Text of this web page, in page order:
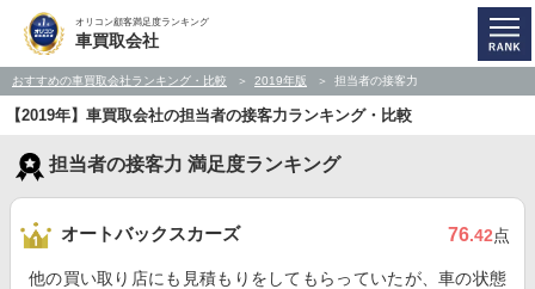
オリコン顧客満足度ランキング
車買取会社
おすすめの車買取会社ランキング・比較 2019年版 担当者の接客力
【2019年】車買取会社の担当者の接客力ランキング・比較
担当者の接客力 満足度ランキング
オートバックスカーズ 76.42点
他の買い取り店にも見積もりをしてもらっていたが、車の状態